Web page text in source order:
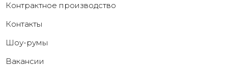
Контрактное производство
Контакты
Шоу-румы
Вакансии